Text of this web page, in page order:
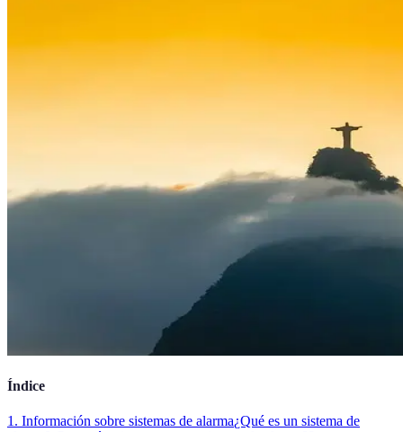
Índice
1. Información sobre sistemas de alarma¿Qué es un sistema de